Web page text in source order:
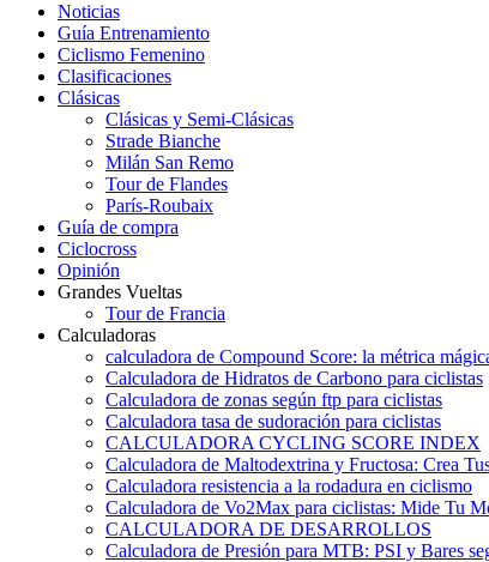
Noticias
Guía Entrenamiento
Ciclismo Femenino
Clasificaciones
Clásicas
Clásicas y Semi-Clásicas
Strade Bianche
Milán San Remo
Tour de Flandes
París-Roubaix
Guía de compra
Ciclocross
Opinión
Grandes Vueltas
Tour de Francia
Calculadoras
calculadora de Compound Score: la métrica
Calculadora de Hidratos de Carbono para ciclistas
Calculadora de zonas según ftp para ciclistas
Calculadora tasa de sudoración para ciclistas
CALCULADORA CYCLING SCORE INDEX
Calculadora de Maltodextrina y Fructosa: Crea
Calculadora resistencia a la rodadura en ciclismo
Calculadora de Vo2Max para ciclistas: Mide Tu
CALCULADORA DE DESARROLLOS
Calculadora de Presión para MTB: PSI y Bares